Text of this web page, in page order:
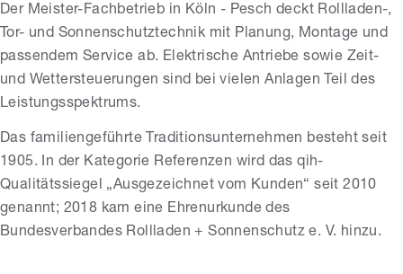
Der Meister-Fachbetrieb in Köln - Pesch deckt Rollladen-,
Tor- und Sonnenschutztechnik mit Planung, Montage und
passendem Service ab. Elektrische Antriebe sowie Zeit-
und Wettersteuerungen sind bei vielen Anlagen Teil des
Leistungsspektrums.
Das familiengeführte Traditionsunternehmen besteht seit
1905. In der Kategorie Referenzen wird das qih-
Qualitätssiegel „Ausgezeichnet vom Kunden“ seit 2010
genannt; 2018 kam eine Ehrenurkunde des
Bundesverbandes Rollladen + Sonnenschutz e. V. hinzu.